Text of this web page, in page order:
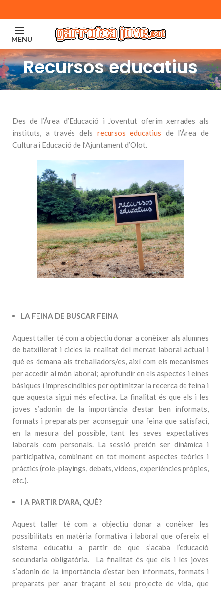
MENU
Recursos educatius
Des de l’Àrea d’Educació i Joventut oferim xerrades als
instituts, a través dels recursos educatius de l’Àrea de
Cultura i Educació de l’Ajuntament d’Olot.
LA FEINA DE BUSCAR FEINA
Aquest taller té com a objectiu donar a conèixer als alumnes
de batxillerat i cicles la realitat del mercat laboral actual i
què es demana als treballadors/es, així com els mecanismes
per accedir al món laboral; aprofundir en els aspectes i eines
bàsiques i imprescindibles per optimitzar la recerca de feina i
que aquesta sigui més efectiva. La finalitat és que els i les
joves s’adonin de la importància d’estar ben informats,
formats i preparats per aconseguir una feina que satisfaci,
en la mesura del possible, tant les seves expectatives
laborals com personals. La sessió pretén ser dinàmica i
participativa, combinant en tot moment aspectes teòrics i
pràctics (role-playings, debats, vídeos, experiències pròpies,
etc.).
I A PARTIR D’ARA, QUÈ?
Aquest taller té com a objectiu donar a conèixer les
possibilitats en matèria formativa i laboral que ofereix el
sistema educatiu a partir de que s’acaba l’educació
secundària obligatòria. La finalitat és que els i les joves
s’adonin de la importància d’estar ben informats, formats i
preparats per anar traçant el seu projecte de vida, que